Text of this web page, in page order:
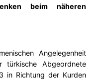
beim näheren
Angelegenheit
türkische Abgeordnete
in Richtung der Kurden